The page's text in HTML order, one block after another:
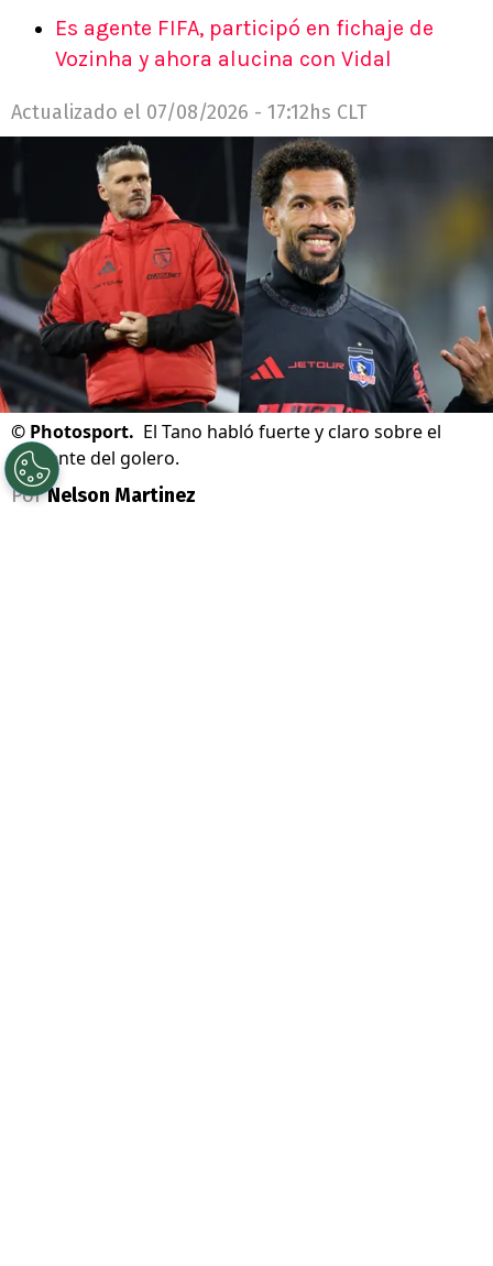
Es agente FIFA, participó en fichaje de
Vozinha y ahora alucina con Vidal
Actualizado el 07/08/2026 - 17:12hs CLT
© Photosport. El Tano habló fuerte y claro sobre el
presente del golero.
Por Nelson Martinez